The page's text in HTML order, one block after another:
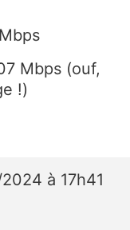
Mbps (ouf,
!)
à 17h41